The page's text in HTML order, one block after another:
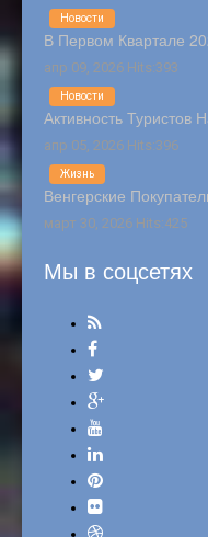
В Первом Квартале
апр 09, 2026 Hits:393
Новости
Активность Туристов
апр 05, 2026 Hits:396
Новости
Венгерские
март 30, 2026 Hits:425
Жизнь
Мы в соцсетях